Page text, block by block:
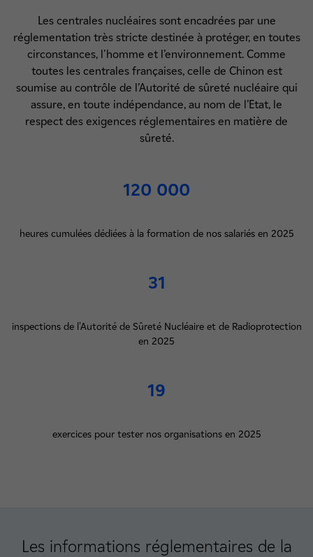
Les centrales nucléaires sont encadrées par une
réglementation très stricte destinée à protéger, en toutes
circonstances, l'homme et l’environnement. Comme
toutes les centrales françaises, celle de Chinon est
soumise au contrôle de l’Autorité de sûreté nucléaire qui
assure, en toute indépendance, au nom de l’Etat, le
respect des exigences réglementaires en matière de
sûreté.
120 000
heures cumulées dédiées à la formation de nos salariés en 2025
31
inspections de l'Autorité de Sûreté Nucléaire et de Radioprotection
en 2025
19
exercices pour tester nos organisations en 2025
Les informations réglementaires de la